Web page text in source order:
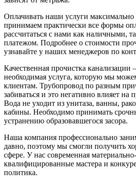
Оплачивать наши услуги
принимаем практически все формы
рассчитаться с нами как наличными,
платежом. Подробнее о стоимости
узнавайте у наших менеджеров по
Качественная прочистка канализации
необходимая услуга, которую мы
клиентам. Трубопровод по разным
забиваться и это негативно влияет на
Вода не уходит из унитаза, ванны,
кабины. Необходимо принимать
устранению образовавшегося засора.
Наша компания профессионально
давно, поэтому мы смогли получить
сфере. У нас современная
квалифицированные мастера и
политика.